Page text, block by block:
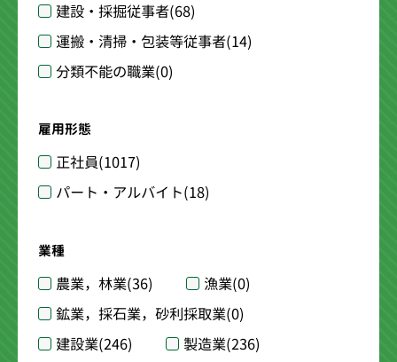
建設・採掘従事者(68)
運搬・清掃・包装等従事者(14)
分類不能の職業(0)
雇用形態
正社員(1017)
パート・アルバイト(18)
業種
農業，林業(36) 漁業(0)
鉱業，採石業，砂利採取業(0)
建設業(246) 製造業(236)